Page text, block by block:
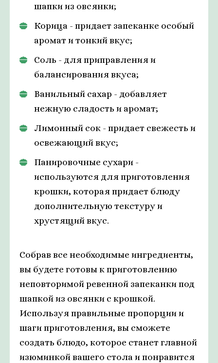
шапки из овсянки;
Корица - придает запеканке особый
аромат и тонкий вкус;
Соль - для приправления и
балансирования вкуса;
Ванильный сахар - добавляет
нежную сладость и аромат;
Лимонный сок - придает свежесть и
освежающий вкус;
Панировочные сухари -
используются для приготовления
крошки, которая придает блюду
дополнительную текстуру и
хрустящий вкус.
Собрав все необходимые ингредиенты,
вы будете готовы к приготовлению
неповторимой ревенной запеканки под
шапкой из овсянки с крошкой.
Используя правильные пропорции и
шаги приготовления, вы сможете
создать блюдо, которое станет главной
изюминкой вашего стола и понравится